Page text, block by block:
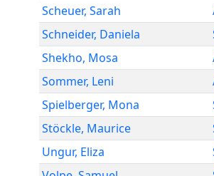
Scheuer, Sarah
Schneider, Daniela
Shekho, Mosa
Sommer, Leni
Spielberger, Mona
Stöckle, Maurice
Ungur, Eliza